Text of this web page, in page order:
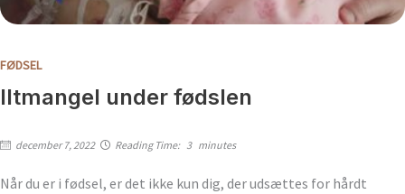
FØDSEL
Iltmangel under fødslen
december 7, 2022 Reading Time: 3 minutes
Når du er i fødsel, er det ikke kun dig, der udsættes for hårdt